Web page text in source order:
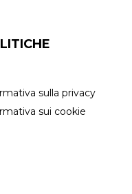
sulla privacy
sui cookie